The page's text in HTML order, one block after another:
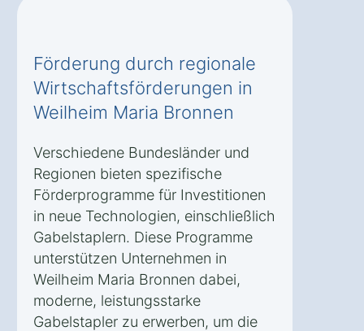
Förderung durch regionale
Wirtschaftsförderungen in
Weilheim Maria Bronnen
Verschiedene Bundesländer und
Regionen bieten spezifische
Förderprogramme für Investitionen
in neue Technologien, einschließlich
Gabelstaplern. Diese Programme
unterstützen Unternehmen in
Weilheim Maria Bronnen dabei,
moderne, leistungsstarke
Gabelstapler zu erwerben, um die